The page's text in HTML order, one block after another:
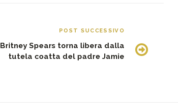
POST SUCCESSIVO
Britney Spears torna libera dalla
tutela coatta del padre Jamie